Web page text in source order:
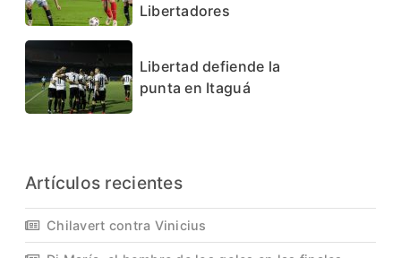
Libertadores
Libertad defiende la
punta en Itaguá
Artículos recientes
Chilavert contra Vinicius